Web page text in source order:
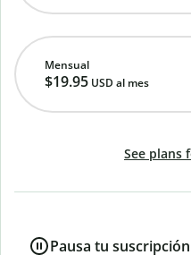
Mensual
$19.95 USD al mes
See plans
Pausa tu suscripción